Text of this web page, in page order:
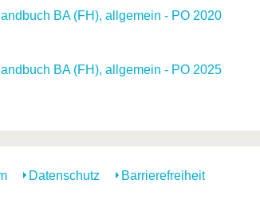
BA (FH), allgemein - PO 2020
BA (FH), allgemein - PO 2025
Datenschutz Barrierefreiheit